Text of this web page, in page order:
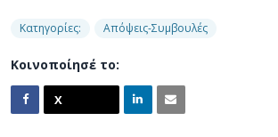
Κατηγορίες: Απόψεις-Συμβουλές
Κοινοποίησέ το: